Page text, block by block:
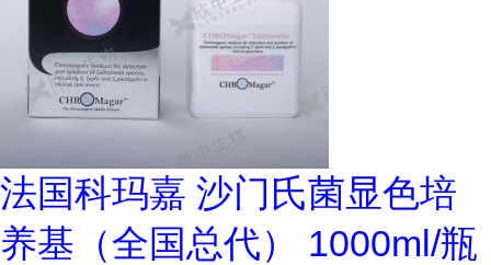
法国科玛嘉 沙门氏菌显色培
养基（全国总代） 1000ml/瓶